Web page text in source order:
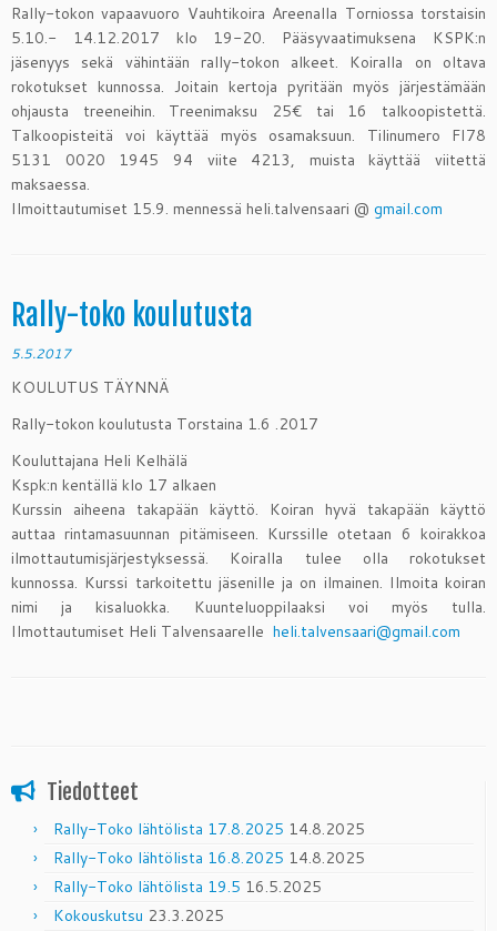
Rally-tokon vapaavuoro Vauhtikoira Areenalla Torniossa torstaisin
5.10.- 14.12.2017 klo 19-20. Pääsyvaatimuksena KSPK:n
jäsenyys sekä vähintään rally-tokon alkeet. Koiralla on oltava
rokotukset kunnossa. Joitain kertoja pyritään myös järjestämään
ohjausta treeneihin. Treenimaksu 25€ tai 16 talkoopistettä.
Talkoopisteitä voi käyttää myös osamaksuun. Tilinumero FI78
5131 0020 1945 94 viite 4213, muista käyttää viitettä
maksaessa.
Ilmoittautumiset 15.9. mennessä heli.talvensaari @ gmail.com
Rally-toko koulutusta
5.5.2017
KOULUTUS TÄYNNÄ
Rally-tokon koulutusta Torstaina 1.6 .2017
Kouluttajana Heli Kelhälä
Kspk:n kentällä klo 17 alkaen
Kurssin aiheena takapään käyttö. Koiran hyvä takapään käyttö
auttaa rintamasuunnan pitämiseen. Kurssille otetaan 6 koirakkoa
ilmottautumisjärjestyksessä. Koiralla tulee olla rokotukset
kunnossa. Kurssi tarkoitettu jäsenille ja on ilmainen. Ilmoita koiran
nimi ja kisaluokka. Kuunteluoppilaaksi voi myös tulla.
Ilmottautumiset Heli Talvensaarelle heli.talvensaari@gmail.com
Tiedotteet
Rally-Toko lähtölista 17.8.2025 14.8.2025
Rally-Toko lähtölista 16.8.2025 14.8.2025
Rally-Toko lähtölista 19.5 16.5.2025
Kokouskutsu 23.3.2025